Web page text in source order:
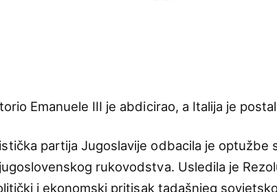
Emanuele III je abdicirao, a Italija je
partija Jugoslavije odbacila je optužbe
rukovodstva. Usledila je
i ekonomski pritisak tadašnjeg